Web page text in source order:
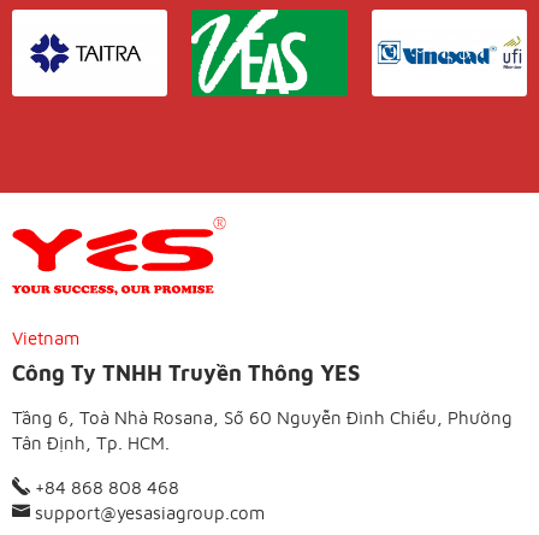
Vietnam
Công Ty TNHH Truyền Thông YES
Tầng 6, Toà Nhà Rosana, Số 60 Nguyễn Đình Chiểu, Phường
Tân Định, Tp. HCM.
+84 868 808 468
support@yesasiagroup.com